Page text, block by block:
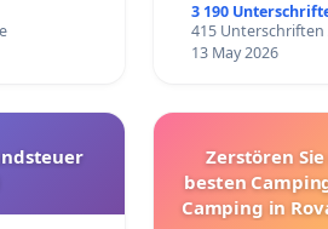
3 190
415 Unterschriften
13 May 2026
Zerstören
besten
Camping in